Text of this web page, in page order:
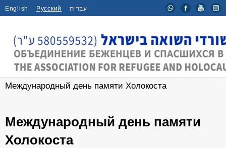
English Русский עברית
Главная / Новости /
Международный день памяти Холокоста
Международный день памяти
Холокоста